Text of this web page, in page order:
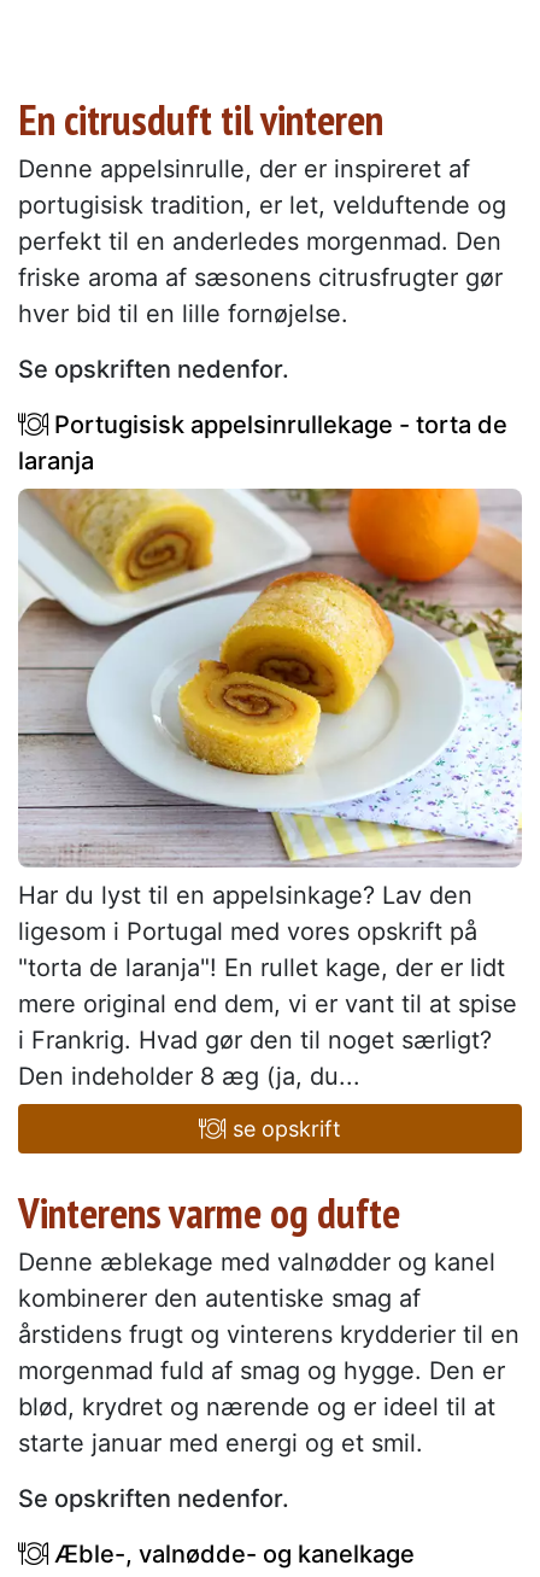
En citrusduft til vinteren
Denne appelsinrulle, der er inspireret af
portugisisk tradition, er let, velduftende og
perfekt til en anderledes morgenmad. Den
friske aroma af sæsonens citrusfrugter gør
hver bid til en lille fornøjelse.
Se opskriften nedenfor.
Portugisisk appelsinrullekage - torta de
laranja
Har du lyst til en appelsinkage? Lav den
ligesom i Portugal med vores opskrift på
"torta de laranja"! En rullet kage, der er lidt
mere original end dem, vi er vant til at spise
i Frankrig. Hvad gør den til noget særligt?
Den indeholder 8 æg (ja, du...
se opskrift
Vinterens varme og dufte
Denne æblekage med valnødder og kanel
kombinerer den autentiske smag af
årstidens frugt og vinterens krydderier til en
morgenmad fuld af smag og hygge. Den er
blød, krydret og nærende og er ideel til at
starte januar med energi og et smil.
Se opskriften nedenfor.
Æble-, valnødde- og kanelkage